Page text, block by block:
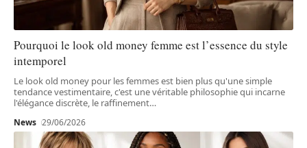
Pourquoi le look old money femme est l’essence du style
intemporel
Le look old money pour les femmes est bien plus qu'une simple
tendance vestimentaire, c'est une véritable philosophie qui incarne
l'élégance discrète, le raffinement…
News 29/06/2026